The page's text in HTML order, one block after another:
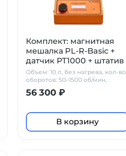
Комплект: магнитная
мешалка PL-R-Basic +
датчик PT1000 + штатив
Primelab
Объем: 10 л, без нагрева, кол-во
оборотов: 50–1500 об/мин,
стеклокерамика
56 300 ₽
В корзину